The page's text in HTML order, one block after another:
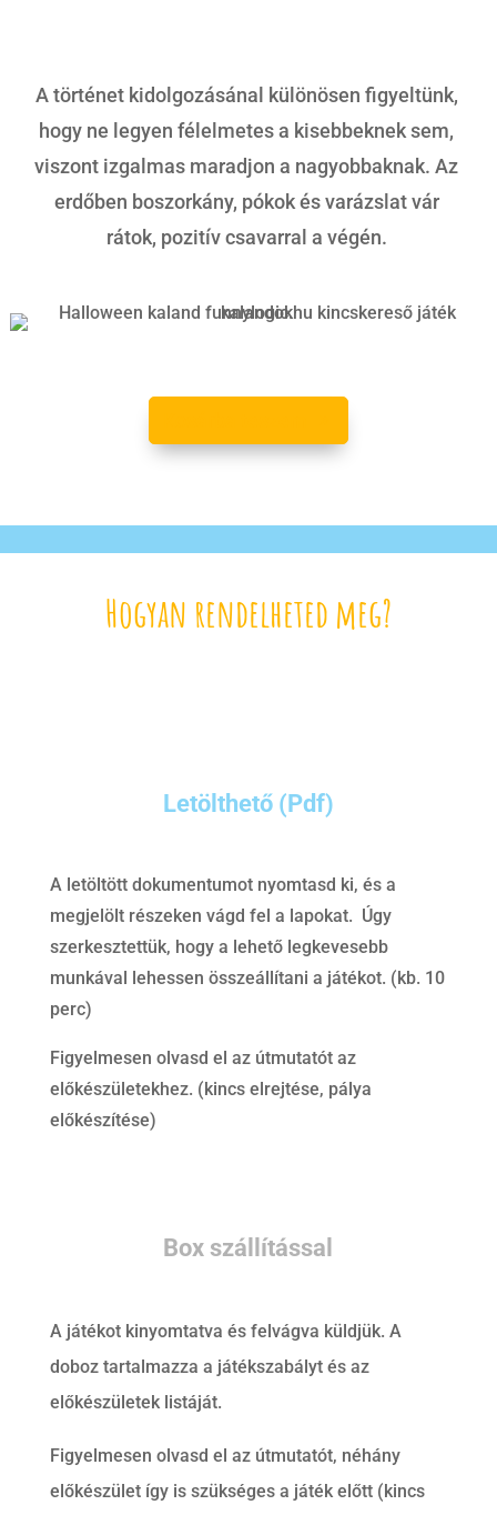
A történet kidolgozásánal különösen figyeltünk,
hogy ne legyen félelmetes a kisebbeknek sem,
viszont izgalmas maradjon a nagyobbaknak. Az
erdőben boszorkány, pókok és varázslat vár
rátok, pozitív csavarral a végén.
Hogyan rendelheted meg?
Letölthető (Pdf)
A letöltött dokumentumot nyomtasd ki, és a
megjelölt részeken vágd fel a lapokat. Úgy
szerkesztettük, hogy a lehető legkevesebb
munkával lehessen összeállítani a játékot. (kb. 10
perc)
Figyelmesen olvasd el az útmutatót az
előkészületekhez. (kincs elrejtése, pálya
előkészítése)
Box szállítással
A játékot kinyomtatva és felvágva küldjük. A
doboz tartalmazza a játékszabályt és az
előkészületek listáját.
Figyelmesen olvasd el az útmutatót, néhány
előkészület így is szükséges a játék előtt (kincs